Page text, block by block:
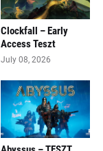
Clockfall – Early
Access Teszt
July 08, 2026